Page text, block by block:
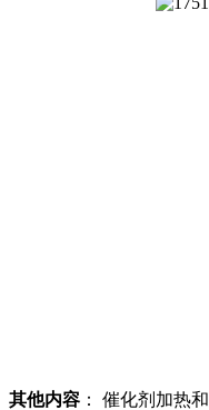
其他内容 ： 催化剂加热